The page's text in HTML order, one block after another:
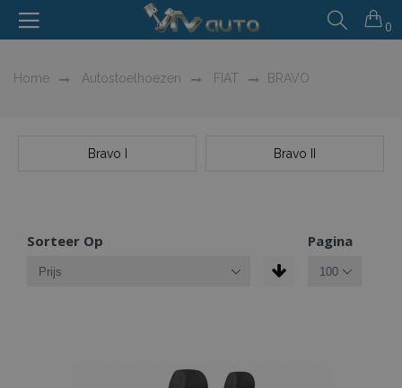
0
Home Autostoelhoezen FIAT BRAVO
Bravo I Bravo II
Sorteer Op Pagina